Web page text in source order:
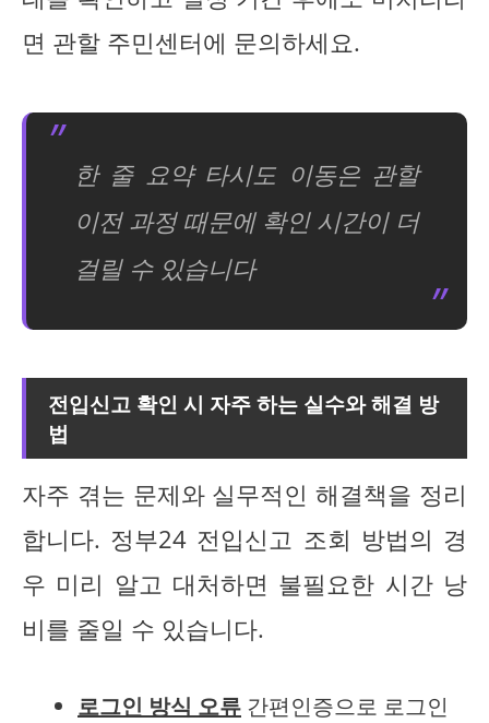
면 관할 주민센터에 문의하세요.
한 줄 요약 타시도 이동은 관할
이전 과정 때문에 확인 시간이 더
걸릴 수 있습니다
전입신고 확인 시 자주 하는 실수와 해결 방
법
자주 겪는 문제와 실무적인 해결책을 정리
합니다. 정부24 전입신고 조회 방법의 경
우 미리 알고 대처하면 불필요한 시간 낭
비를 줄일 수 있습니다.
로그인 방식 오류 간편인증으로 로그인